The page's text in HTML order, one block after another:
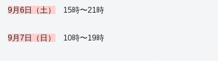
9月6日（土） 15時〜21時
9月7日（日） 10時〜19時